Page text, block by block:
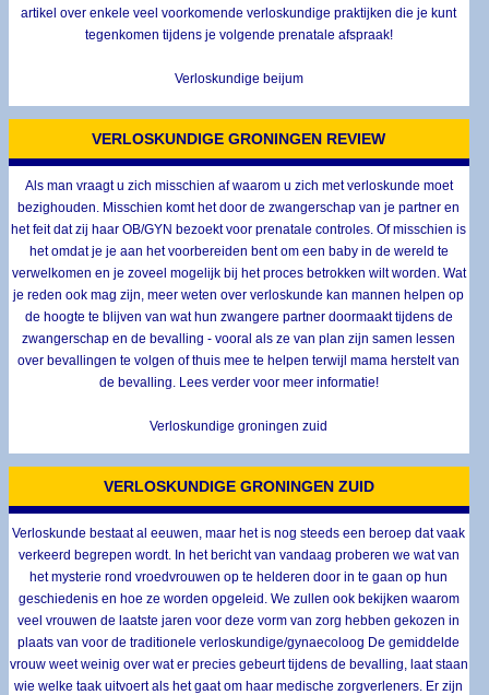
artikel over enkele veel voorkomende verloskundige praktijken die je kunt
tegenkomen tijdens je volgende prenatale afspraak!
Verloskundige beijum
VERLOSKUNDIGE GRONINGEN REVIEW
Als man vraagt u zich misschien af waarom u zich met verloskunde moet
bezighouden. Misschien komt het door de zwangerschap van je partner en
het feit dat zij haar OB/GYN bezoekt voor prenatale controles. Of misschien is
het omdat je je aan het voorbereiden bent om een baby in de wereld te
verwelkomen en je zoveel mogelijk bij het proces betrokken wilt worden. Wat
je reden ook mag zijn, meer weten over verloskunde kan mannen helpen op
de hoogte te blijven van wat hun zwangere partner doormaakt tijdens de
zwangerschap en de bevalling - vooral als ze van plan zijn samen lessen
over bevallingen te volgen of thuis mee te helpen terwijl mama herstelt van
de bevalling. Lees verder voor meer informatie!
Verloskundige groningen zuid
VERLOSKUNDIGE GRONINGEN ZUID
Verloskunde bestaat al eeuwen, maar het is nog steeds een beroep dat vaak
verkeerd begrepen wordt. In het bericht van vandaag proberen we wat van
het mysterie rond vroedvrouwen op te helderen door in te gaan op hun
geschiedenis en hoe ze worden opgeleid. We zullen ook bekijken waarom
veel vrouwen de laatste jaren voor deze vorm van zorg hebben gekozen in
plaats van voor de traditionele verloskundige/gynaecoloog De gemiddelde
vrouw weet weinig over wat er precies gebeurt tijdens de bevalling, laat staan
wie welke taak uitvoert als het gaat om haar medische zorgverleners. Er zijn